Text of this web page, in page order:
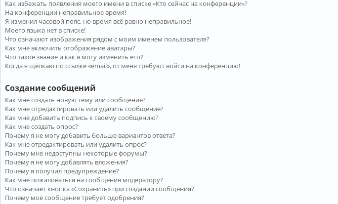
Как избежать появления моего имени в списке «Кто сейчас на конференции»?
На конференции неправильное время!
Я изменил часовой пояс, но время всё равно неправильное!
Моего языка нет в списке!
Что означают изображения рядом с моим именем пользователя?
Как мне включить отображение аватары?
Что такое звание и как я могу изменить его?
Когда я щёлкаю по ссылке «email», от меня требуют войти на конференцию!
Создание сообщений
Как мне создать новую тему или сообщение?
Как мне отредактировать или удалить сообщение?
Как мне добавить подпись к своему сообщению?
Как мне создать опрос?
Почему я не могу добавить больше вариантов ответа?
Как мне отредактировать или удалить опрос?
Почему мне недоступны некоторые форумы?
Почему я не могу добавлять вложения?
Почему я получил предупреждение?
Как мне пожаловаться на сообщения модератору?
Что означает кнопка «Сохранить» при создании сообщения?
Почему моё сообщение требует одобрения?